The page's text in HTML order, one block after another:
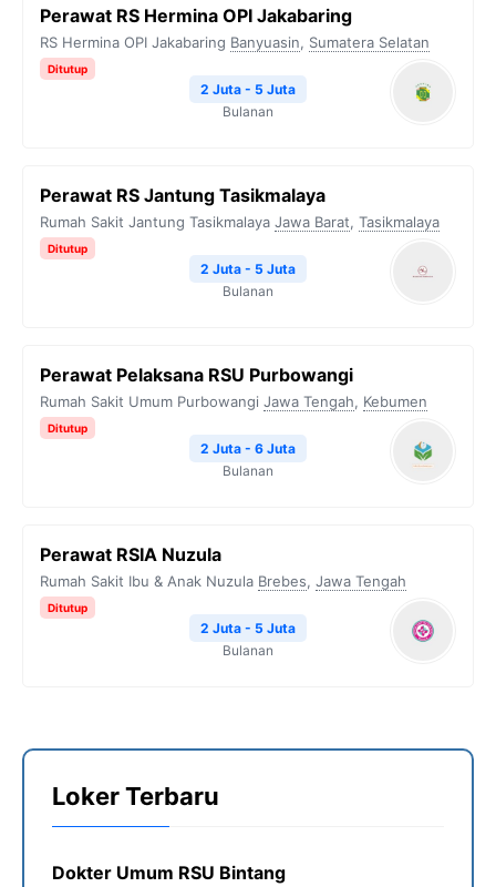
Perawat RS Hermina OPI Jakabaring
RS Hermina OPI Jakabaring Banyuasin, Sumatera Selatan
Ditutup
2 Juta - 5 Juta
Bulanan
Perawat RS Jantung Tasikmalaya
Rumah Sakit Jantung Tasikmalaya Jawa Barat, Tasikmalaya
Ditutup
2 Juta - 5 Juta
Bulanan
Perawat Pelaksana RSU Purbowangi
Rumah Sakit Umum Purbowangi Jawa Tengah, Kebumen
Ditutup
2 Juta - 6 Juta
Bulanan
Perawat RSIA Nuzula
Rumah Sakit Ibu & Anak Nuzula Brebes, Jawa Tengah
Ditutup
2 Juta - 5 Juta
Bulanan
Loker Terbaru
Dokter Umum RSU Bintang